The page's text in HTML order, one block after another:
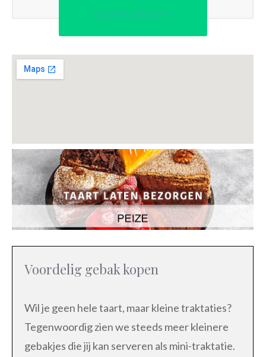
taartenwinkels
Voordelig gebak kopen
Wil je geen hele taart, maar kleine traktaties?
Tegenwoordig zien we steeds meer kleinere
gebakjes die jij kan serveren als mini-traktatie.